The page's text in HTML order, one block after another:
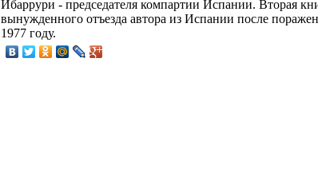
Ибаррури - председателя компартии Испании. Вторая
вынужденного отъезда автора из Испании после
1977 году.